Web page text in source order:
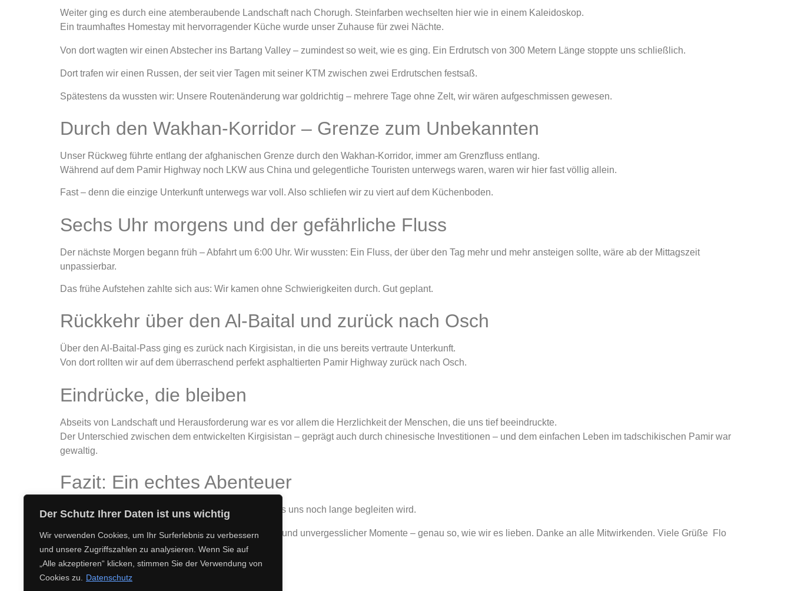
Der Schutz Ihrer Daten ist uns wichtig
Wir verwenden Cookies, um Ihr Surferlebnis zu verbessern
und unsere Zugriffszahlen zu analysieren. Wenn Sie auf
„Alle akzeptieren“ klicken, stimmen Sie der Verwendung von
Cookies zu.
Datenschutz
Weiter ging es durch eine atemberaubende Landschaft nach Chorugh. Steinfarben wechselten hier wie in einem Kaleidoskop.
Ein traumhaftes Homestay mit hervorragender Küche wurde unser Zuhause für zwei Nächte.
Von dort wagten wir einen Abstecher ins Bartang Valley – zumindest so weit, wie es ging. Ein Erdrutsch von 300 Metern Länge stoppte uns schließlich.
Dort trafen wir einen Russen, der seit vier Tagen mit seiner KTM zwischen zwei Erdrutschen festsaß.
Spätestens da wussten wir: Unsere Routenänderung war goldrichtig – mehrere Tage ohne Zelt, wir wären aufgeschmissen gewesen.
Durch den Wakhan-Korridor – Grenze zum Unbekannten
Unser Rückweg führte entlang der afghanischen Grenze durch den Wakhan-Korridor, immer am Grenzfluss entlang.
Während auf dem Pamir Highway noch LKW aus China und gelegentliche Touristen unterwegs waren, waren wir hier fast völlig allein.
Fast – denn die einzige Unterkunft unterwegs war voll. Also schliefen wir zu viert auf dem Küchenboden.
Sechs Uhr morgens und der gefährliche Fluss
Der nächste Morgen begann früh – Abfahrt um 6:00 Uhr. Wir wussten: Ein Fluss, der über den Tag mehr und mehr ansteigen sollte, wäre ab der Mittagszeit
unpassierbar.
Das frühe Aufstehen zahlte sich aus: Wir kamen ohne Schwierigkeiten durch. Gut geplant.
Rückkehr über den Al-Baital und zurück nach Osch
Über den Al-Baital-Pass ging es zurück nach Kirgisistan, in die uns bereits vertraute Unterkunft.
Von dort rollten wir auf dem überraschend perfekt asphaltierten Pamir Highway zurück nach Osch.
Eindrücke, die bleiben
Abseits von Landschaft und Herausforderung war es vor allem die Herzlichkeit der Menschen, die uns tief beeindruckte.
Der Unterschied zwischen dem entwickelten Kirgisistan – geprägt auch durch chinesische Investitionen – und dem einfachen Leben im tadschikischen Pamir war
gewaltig.
Fazit: Ein echtes Abenteuer
Die Tage im Pamir waren für uns alle ein Erlebnis, das uns noch lange begleiten wird.
Eine Reise voller Herausforderung, Überraschungen und unvergesslicher Momente – genau so, wie wir es lieben. Danke an alle Mitwirkenden. Viele Grüße Flo